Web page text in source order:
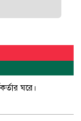
ঘরে।